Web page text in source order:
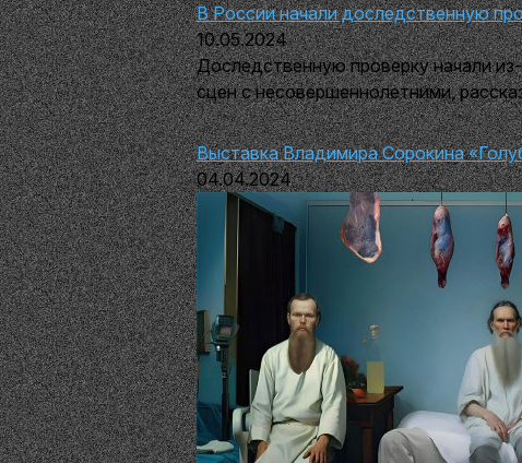
В России начали доследственную
10.05.2024
Доследственную проверку начали
сцен с несовершеннолетними,
Выставка Владимира Сорокина
04.04.2024